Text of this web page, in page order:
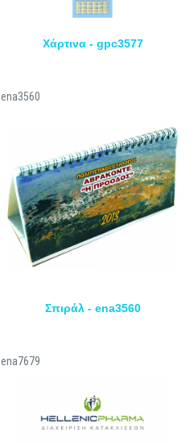
Χάρτινα - gpc3577
ena3560
Σπιράλ - ena3560
ena7679